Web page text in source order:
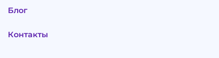
Блог
Контакты